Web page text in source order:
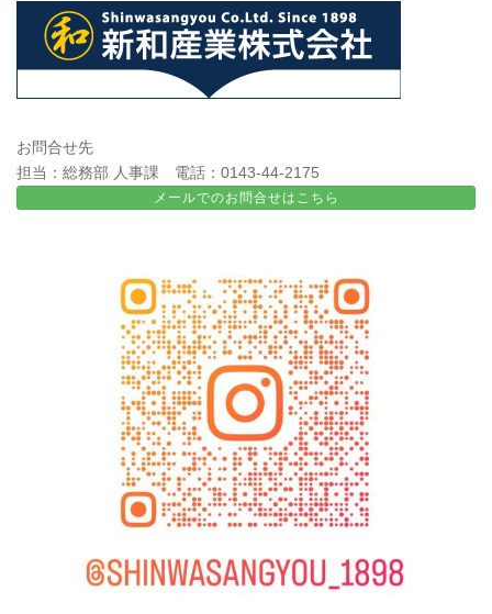
お問合せ先
担当：総務部 人事課 電話：0143-44-2175
メールでのお問合せはこちら